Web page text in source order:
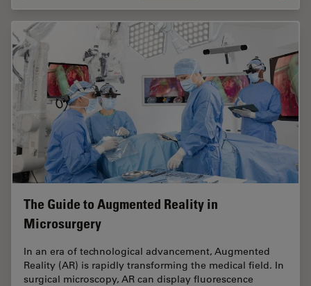
The Guide to Augmented Reality in
Microsurgery
In an era of technological advancement, Augmented
Reality (AR) is rapidly transforming the medical field. In
surgical microscopy, AR can display fluorescence